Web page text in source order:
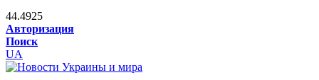
44.4925
Авторизация
Поиск
UA